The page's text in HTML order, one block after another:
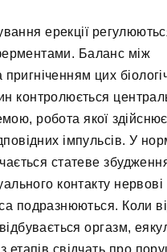
ерекції
Баланс між
цих
контролюється
робота якої
імпульсів. У
статеве
контакту нервові
подразнюються. Коли
оргазм,
етапів свідчать про